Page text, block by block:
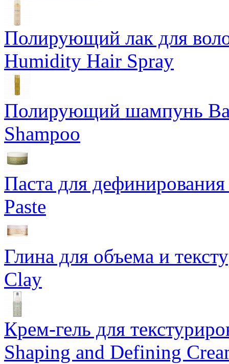
Полирующий лак для
Humidity Hair Spray
Полирующий шампунь
Shampoo
Паста для
Paste
Глина для объема и
Clay
Крем-гель для
Shaping and Defining